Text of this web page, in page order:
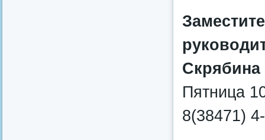
Пятница
8(38471)